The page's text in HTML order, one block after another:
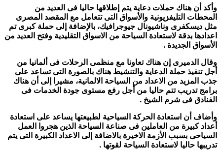
وأكد أن هناك حملات دعاية يتم إطلاقها حاليا فى العديد من
المحطات التليفزيونية والأسواق التى تتعامل مع المقصد المصرى
مثل ديسكفرى وناشيونال جيوجرافيك، بالإضافة إلى حملة كبرى تم
اعدادها بدقة لاستعادة السياحة من الاسواق التقليدية وفتح العديد من
الأسواق الجديدة .
وقال الدميرى إن هناك تعاونا مع منظمى الرحلات فى ألمانيا من
أجل تنفيذ حملة الدعاية والتنشيط هناك بالصورة التى تساعد على
جذب المزيد من الاعداد من السياحة الالمانية، مشيرا إلى أن هناك
برامج تدريب تتم حاليا من أجل رفع مستوى جودة الخدمات فى
الفنادق فى شرم الشيخ .
وأضاف أن استعادة الحركة السياحية لطبيعتها يساعد على استعادة
أعداد كبيرة من العاملين فى صناعة السياحة الذين هجروا العمل
السياحى بسبب الأزمة الاخيرة بالاضافة إلى الاعداد الكبيرة التى يتم
تدريبها حاليا لاستعادة السياحة لقوتها .